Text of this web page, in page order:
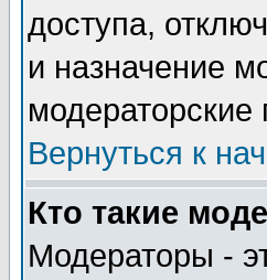
доступа,
и назначение
Вернуться к
Кто такие
Модераторы -